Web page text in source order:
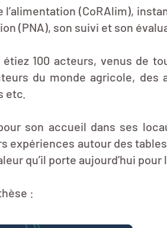
(CoRAlim),
(PNA), son suivi et son
100 acteurs, venus de
du monde agricole,
etc.
son accueil dans ses
autour des
qu’il porte aujourd’hui pour
: